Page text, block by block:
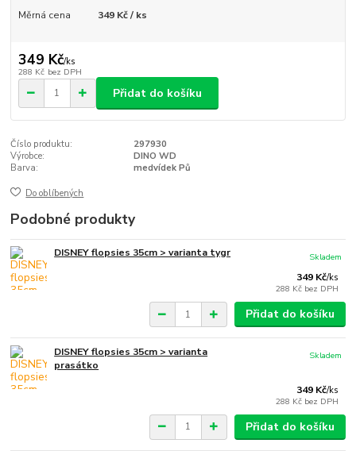
Měrná cena
349 Kč / ks
349 Kč/ks
288 Kč bez DPH
Přidat do košíku
Číslo produktu:
297930
Výrobce:
DINO WD
Barva:
medvídek Pů
Do oblíbených
Podobné produkty
DISNEY flopsies 35cm > varianta tygr
349 Kč/ks
288 Kč bez DPH
Skladem
Přidat do košíku
DISNEY flopsies 35cm > varianta
prasátko
349 Kč/ks
288 Kč bez DPH
Skladem
Přidat do košíku